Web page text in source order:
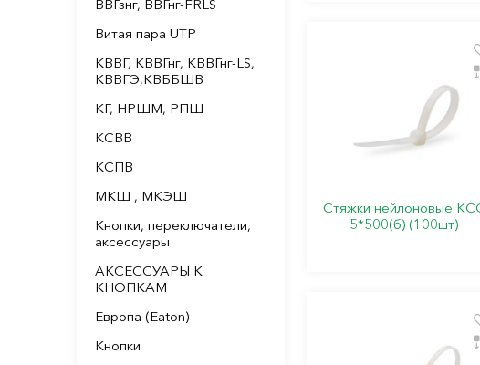
ВВГзнг, ВВГнг-FRLS
Витая пара UTP
КВВГ, КВВГнг, КВВГнг-LS,
КВВГЭ,КВББШВ
КГ, НРШМ, РПШ
КСВВ
КСПВ
МКШ , МКЭШ
Кнопки, переключатели,
аксессуары
АКСЕССУАРЫ К
КНОПКАМ
Европа (Eaton)
Кнопки
Стяжки нейлоновые
5*500(б) (100шт)